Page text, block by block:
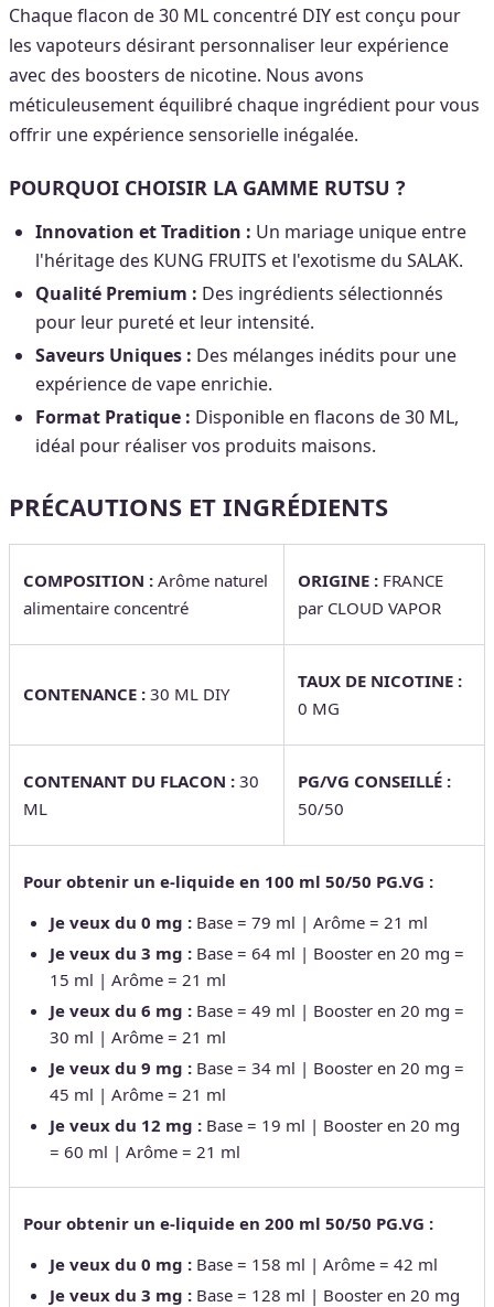
Chaque flacon de 30 ML concentré DIY est conçu pour
les vapoteurs désirant personnaliser leur expérience
avec des boosters de nicotine. Nous avons
méticuleusement équilibré chaque ingrédient pour vous
offrir une expérience sensorielle inégalée.
POURQUOI CHOISIR LA GAMME RUTSU ?
Innovation et Tradition : Un mariage unique entre
l'héritage des KUNG FRUITS et l'exotisme du SALAK.
Qualité Premium : Des ingrédients sélectionnés
pour leur pureté et leur intensité.
Saveurs Uniques : Des mélanges inédits pour une
expérience de vape enrichie.
Format Pratique : Disponible en flacons de 30 ML,
idéal pour réaliser vos produits maisons.
PRÉCAUTIONS ET INGRÉDIENTS
COMPOSITION : Arôme naturel
alimentaire concentré
ORIGINE : FRANCE
par CLOUD VAPOR
CONTENANCE : 30 ML DIY
TAUX DE NICOTINE :
0 MG
CONTENANT DU FLACON : 30
ML
PG/VG CONSEILLÉ :
50/50
Pour obtenir un e-liquide en 100 ml 50/50 PG.VG :
Je veux du 0 mg : Base = 79 ml | Arôme = 21 ml
Je veux du 3 mg : Base = 64 ml | Booster en 20 mg =
15 ml | Arôme = 21 ml
Je veux du 6 mg : Base = 49 ml | Booster en 20 mg =
30 ml | Arôme = 21 ml
Je veux du 9 mg : Base = 34 ml | Booster en 20 mg =
45 ml | Arôme = 21 ml
Je veux du 12 mg : Base = 19 ml | Booster en 20 mg
= 60 ml | Arôme = 21 ml
Pour obtenir un e-liquide en 200 ml 50/50 PG.VG :
Je veux du 0 mg : Base = 158 ml | Arôme = 42 ml
Je veux du 3 mg : Base = 128 ml | Booster en 20 mg